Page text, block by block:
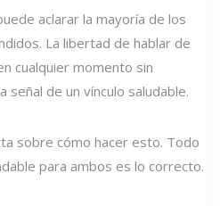
aclarar la mayoría de los
La libertad de hablar de
cualquier momento sin
señal de un vínculo saludable.
sobre cómo hacer esto. Todo
para ambos es lo correcto.